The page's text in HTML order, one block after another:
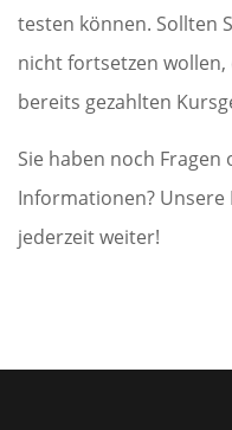
testen können. Sollten
nicht fortsetzen
bereits gezahlten
Sie haben noch
Informationen?
jederzeit weiter!